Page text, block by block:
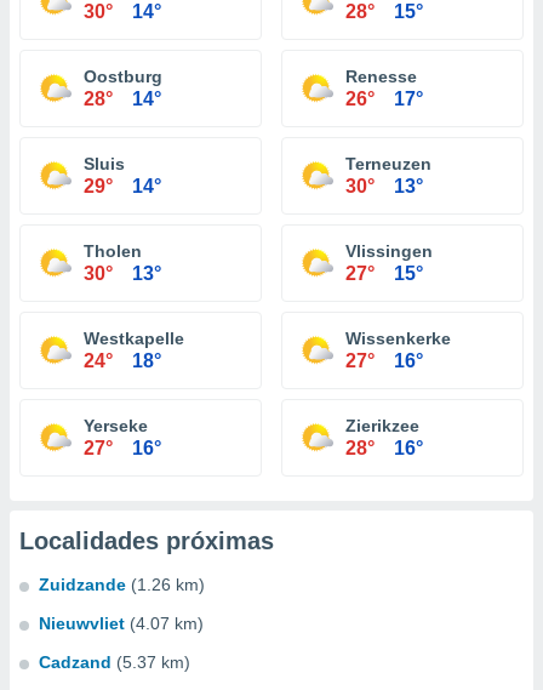
30° 14° 28° 15°
Oostburg
28° 14°
Renesse
26° 17°
Sluis
29° 14°
Terneuzen
30° 13°
Tholen
30° 13°
Vlissingen
27° 15°
Westkapelle
24° 18°
Wissenkerke
27° 16°
Yerseke
27° 16°
Zierikzee
28° 16°
Localidades próximas
Zuidzande (1.26 km)
Nieuwvliet (4.07 km)
Cadzand (5.37 km)